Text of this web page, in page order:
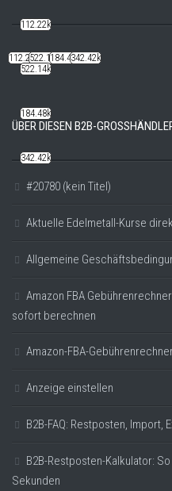
112.22k522.14k184.48k342.42k
ÜBER DIESEN B2B-
#20780 (kein Titel)
Aktuelle Edelmetall-Kurse
Allgemeine
Amazon FBA
sofort berechnen
Amazon-FBA-
Anzeige einstellen
B2B-FAQ: Restposten, Import,
B2B-Restposten-Kalkulator:
Sekunden
112.22k
522.14k
184.48k
342.42k